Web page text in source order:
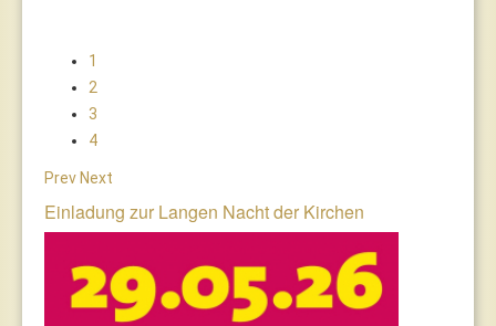
1
2
3
4
Prev Next
Einladung zur Langen Nacht der Kirchen